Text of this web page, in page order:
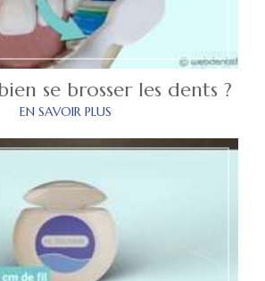
se brosser les dents ?
EN SAVOIR PLUS